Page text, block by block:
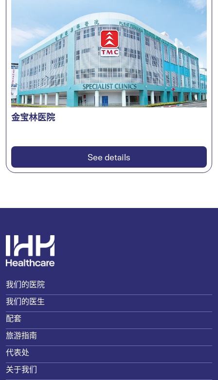
金宝林医院
See details
我们的医院
我们的医生
配套
旅游指南
代表处
关于我们